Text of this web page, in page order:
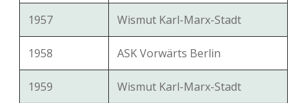
1957 Wismut Karl-Marx-Stadt
1958 ASK Vorwärts Berlin
1959 Wismut Karl-Marx-Stadt